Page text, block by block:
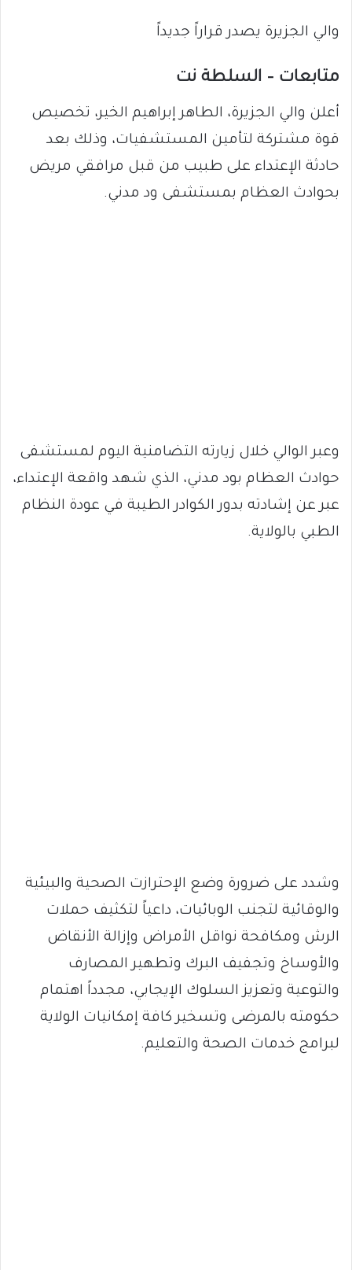
والي الجزيرة يصدر قراراً جديداً
متابعات – السلطة نت
أعلن والي الجزيرة، الطاهر إبراهيم الخير، تخصيص
قوة مشتركة لتأمين المستشفيات، وذلك بعد
حادثة الإعتداء على طبيب من قبل مرافقي مريض
بحوادث العظام بمستشفى ود مدني.
وعبر الوالي خلال زيارته التضامنية اليوم لمستشفى
حوادث العظام بود مدني، الذي شهد واقعة الإعتداء،
عبر عن إشادته بدور الكوادر الطيبة في عودة النظام
الطبي بالولاية.
وشدد على ضرورة وضع الإحترازت الصحية والبيئية
والوقائية لتجنب الوبائيات، داعياً لتكثيف حملات
الرش ومكافحة نواقل الأمراض وإزالة الأنقاض
والأوساخ وتجفيف البرك وتطهير المصارف
والتوعية وتعزيز السلوك الإيجابي، مجدداً اهتمام
حكومته بالمرضى وتسخير كافة إمكانيات الولاية
لبرامج خدمات الصحة والتعليم.